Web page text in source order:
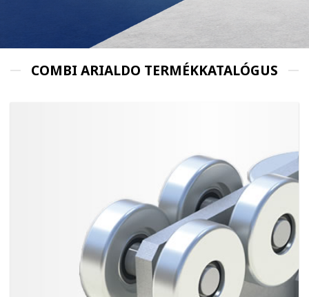
COMBI ARIALDO TERMÉKKATALÓGUS